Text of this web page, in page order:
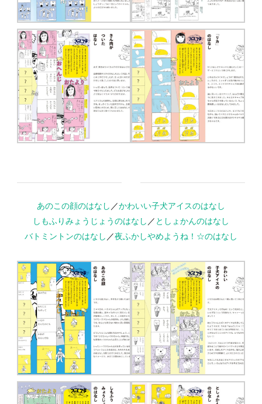
あのこの顔のはなし ／かわいい子犬アイスのはなし
しもふりみょうじょうのはなし ／ としょかんのはなし
バトミントンのはなし ／夜ふかしやめようね！☆のはなし